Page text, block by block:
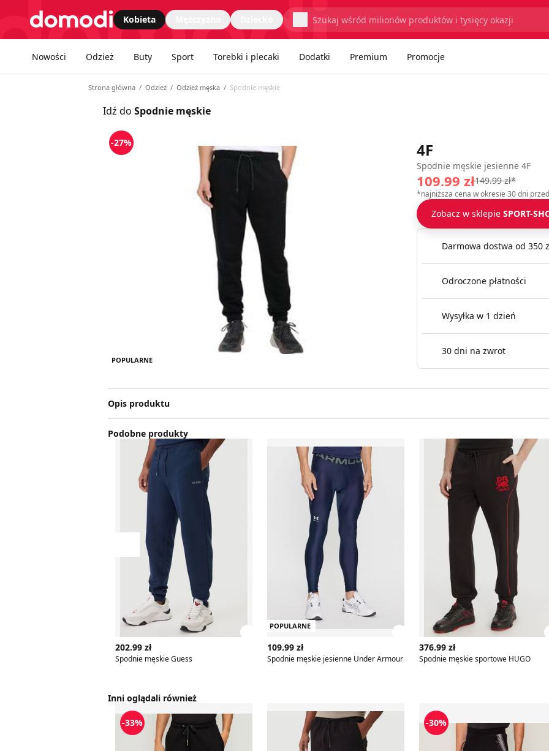
Nawgiacja kategorii
Strona główna Kobieta Wyszukaj
Nowości Odzież Buty Sport Torebki i plecaki Dodatki Premium Promocje
Strona główna Odzież Odzież męska Spodnie męskie
Idź do Spodnie męskie
-27%
POPULARNE
4F
Spodnie męskie jesienne 4F
109.99 zł149.99 zł*
*najniższa cena w okresie 30 dni
Zobacz w sklepie SPORT-
Darmowa dostwa od 350
Odroczone płatności
Wysyłka w 1 dzień
30 dni na zwrot
Opis produktu
Podobne produkty
Przesuń w lewo
Spodnie męskie Guess
202.99 zł
Spodnie męskie Guess
Spodnie męskie jesienne Under Armour
POPULARNE
Zobacz szczegóły produktu
109.99 zł
Spodnie męskie jesienne Under Armour
Spodnie męskie sportowe
376.99 zł
Spodnie męskie sportowe HUGO
Inni oglądali również
Spodnie męskie w sportowym stylu Guess Jeans
-33%
Spodnie męskie jesienne sportowe Jack & Jones
Spodnie męskie EA7
-30%